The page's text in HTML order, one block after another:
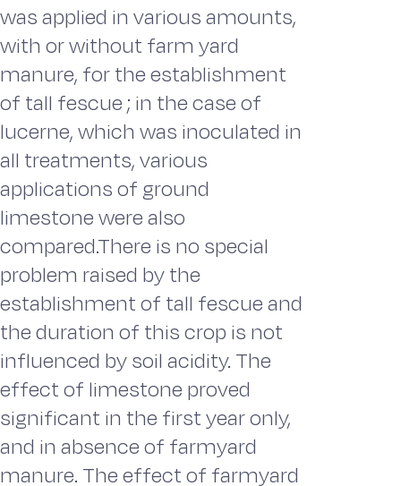
was applied in various amounts,
with or without farm yard
manure, for the establishment
of tall fescue ; in the case of
lucerne, which was inoculated in
all treatments, various
applications of ground
limestone were also
compared.There is no special
problem raised by the
establishment of tall fescue and
the duration of this crop is not
influenced by soil acidity. The
effect of limestone proved
significant in the first year only,
and in absence of farmyard
manure. The effect of farmyard